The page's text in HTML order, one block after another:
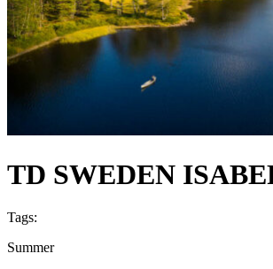
TD SWEDEN
Tags:
Summer